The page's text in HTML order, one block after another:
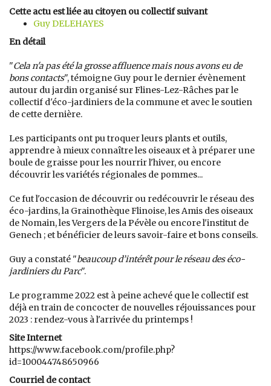
Cette actu est liée au citoyen ou collectif suivant
Guy DELEHAYES
En détail
"Cela n'a pas été la grosse affluence mais nous avons eu de
bons contacts", témoigne Guy pour le dernier évènement
autour du jardin organisé sur Flines-Lez-Râches par le
collectif d'éco-jardiniers de la commune et avec le soutien
de cette dernière.
Les participants ont pu troquer leurs plants et outils,
apprendre à mieux connaître les oiseaux et à préparer une
boule de graisse pour les nourrir l'hiver, ou encore
découvrir les variétés régionales de pommes...
Ce fut l'occasion de découvrir ou redécouvrir le réseau des
éco-jardins, la Grainothèque Flinoise, les Amis des oiseaux
de Nomain, les Vergers de la Pévèle ou encore l'institut de
Genech ; et bénéficier de leurs savoir-faire et bons conseils.
Guy a constaté "beaucoup d’intérêt pour le réseau des éco-
jardiniers du Parc".
Le programme 2022 est à peine achevé que le collectif est
déjà en train de concocter de nouvelles réjouissances pour
2023 : rendez-vous à l'arrivée du printemps !
Site Internet
https://www.facebook.com/profile.php?
id=100044748650966
Courriel de contact